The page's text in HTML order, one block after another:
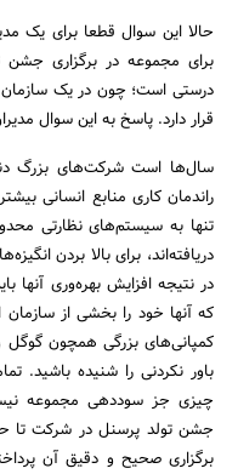
حالا این سوال قطعا برای یک
برای مجموعه در برگزاری جشن
درستی است؛ چون در یک
قرار دارد. پاسخ به این سوال
سال‌ها است شرکت‌های بزرگ
راندمان کاری منابع انسانی
تنها به سیستم‌های نظارتی
دریافته‌اند، برای بالا بردن
در نتیجه افزایش بهره‌وری آنها
که آنها خود را بخشی از
کمپانی‌های بزرگی همچون
باور نکردنی را شنیده باشید.
چیزی جز سوددهی مجموعه
جشن تولد پرسنل در شرکت تا
برگزاری صحیح و دقیق آن